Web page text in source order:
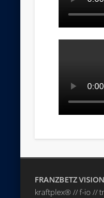
FRANZBETZ VISION
kraftplex® // f-io //